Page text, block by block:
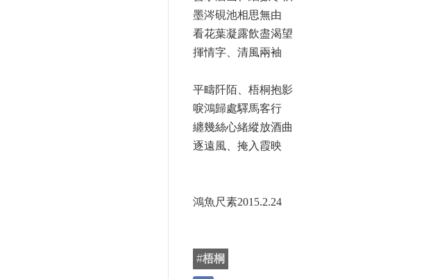
墨涔硯池相思無由
看花葉凝露飲盡渴望
揮情字、清風兩袖
平疇阡陌、梧桐抱影
唳鴻歸處驛馬客行
纏幾絲心緒縱放酒曲
逐遠風、掩入霞映
鴻魚尺素2015.2.24
#梧桐